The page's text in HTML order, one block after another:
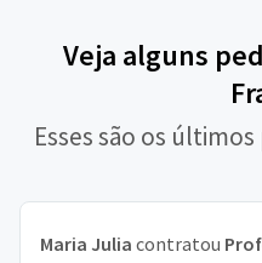
Veja alguns
Esses são os
Maria Julia contratou